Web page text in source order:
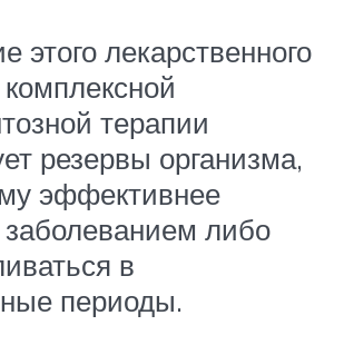
этого лекарственного
терапии
резервы организма,
эффективнее
заболеванием либо
в
периоды.